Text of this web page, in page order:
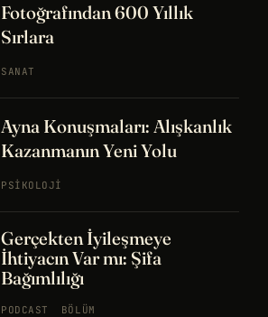
Fotoğrafından 600 Yıllık
Sırlara
SANAT
Ayna Konuşmaları: Alışkanlık
Kazanmanın Yeni Yolu
PSIKOLOJI
Gerçekten İyileşmeye
İhtiyacın Var mı: Şifa
Bağımlılığı
PODCAST
BÖLÜM